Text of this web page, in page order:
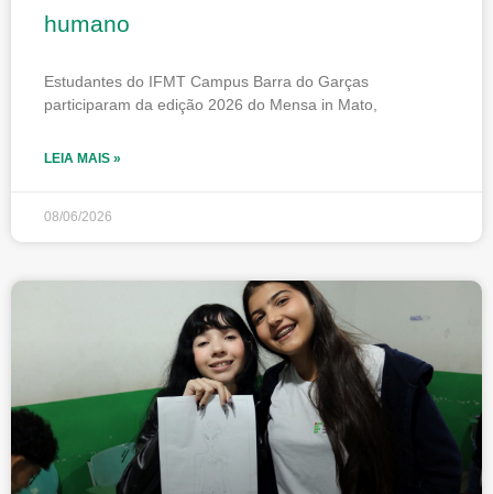
humano
Estudantes do IFMT Campus Barra do Garças
participaram da edição 2026 do Mensa in Mato,
LEIA MAIS »
08/06/2026